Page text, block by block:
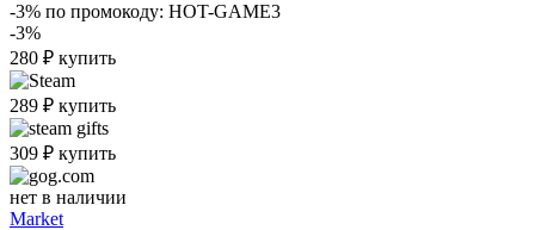
-3% по промокоду: HOT-GAME3
-3%
280 ₽ купить
289 ₽ купить
309 ₽ купить
нет в наличии
Market